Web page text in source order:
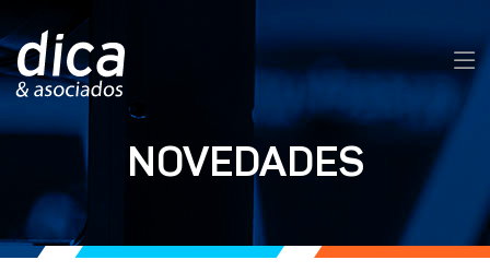
NOVEDADES